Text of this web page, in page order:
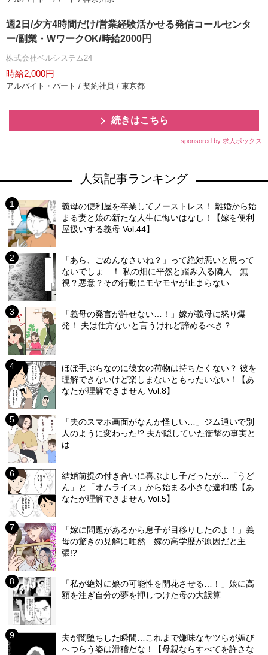
週2日/夕方4時間だけ/営業経験活かせる発信コールセンタ
ー/副業・WワークOK/時給2000円
株式会社ベルシステム24
時給2,000円
アルバイト・パート / 契約社員 / 東京都
続きはこちら
sponsored by 求人ボックス
人気記事ランキング
義母の便利屋を卒業してノーストレス！ 離婚から始
まる妻と娘の新たな人生に悔いはなし！【嫁を便利
屋扱いする義母 Vol.44】
「あら、ごめんなさいね？」って絶対悪いと思って
ないでしょ…！ 私の畑に平然と踏み入る隣人…無
視？悪意？その行動にモヤモヤが止まらない
「義母の発言が許せない…！」嫁が義母に怒り爆
発！ 夫は仕方ないと言うけれど諦めるべき？
ほぼ手ぶらなのに彼女の荷物は持ちたくない？ 彼を
理解できないけど楽しまないともったいない！【あ
なたが理解できません Vol.8】
「夫のスマホ画面がなんか怪しい…」ジム通いで別
人のように変わった!? 夫が隠していた衝撃の事実と
は
結婚前提の付き合いに喜ぶよし子だったが…「うど
ん」と「オムライス」から始まる小さな違和感【あ
なたが理解できません Vol.5】
「嫁に問題があるから息子が目移りしたのよ！」義
母の驚きの見解に唖然…嫁の高学歴が原因だと主
張!?
「私が絶対に娘の可能性を開花させる…！」娘に高
額を注ぎ自分の夢を押しつけた母の大誤算
夫が闇堕ちした瞬間…これまで嫌味なヤツらが媚び
へつらう姿は滑稽だな！【母親ならすべてを許さな